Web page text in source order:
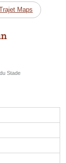
Maps
Stade